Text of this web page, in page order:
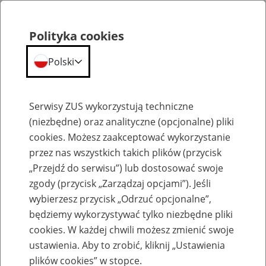
Emerytury
Baza zlikwidowanych lub
przekształconych zakładów pracy
Polityka cookies
Polski
Serwisy ZUS wykorzystują techniczne
(niezbędne) oraz analityczne (opcjonalne) pliki
cookies. Możesz zaakceptować wykorzystanie
przez nas wszystkich takich plików (przycisk
„Przejdź do serwisu”) lub dostosować swoje
zgody (przycisk „Zarządzaj opcjami”). Jeśli
wybierzesz przycisk „Odrzuć opcjonalne”,
będziemy wykorzystywać tylko niezbędne pliki
cookies. W każdej chwili możesz zmienić swoje
ustawienia. Aby to zrobić, kliknij „Ustawienia
plików cookies” w stopce.